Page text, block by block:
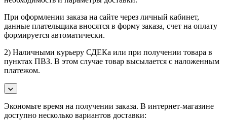
При оформлении заказа на сайте через личный кабинет,
данные плательщика вносятся в форму заказа, счет на оплату
формируется автоматически.
2) Наличными курьеру СДЕКа или при получении товара в
пунктах ПВЗ. В этом случае товар высылается с наложенным
платежом.
Экономьте время на получении заказа. В интернет-магазине
доступно несколько вариантов доставки: